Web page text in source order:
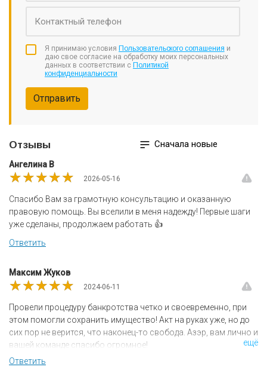
Я принимаю условия Пользовательского соглашения и
даю свое согласие на обработку моих персональных
данных в соответствии с Политикой
конфиденциальности
Отправить
Сначала новые
Отзывы
Ангелина В
2026-05-16
★★★★★
★★★★★
★★★★★
Спасибо Вам за грамотную консультацию и оказанную
правовую помощь. Вы вселили в меня надежду! Первые шаги
уже сделаны, продолжаем работать 👍
Ответить
Максим Жуков
2024-06-11
★★★★★
★★★★★
★★★★★
Провели процедуру банкротства четко и своевременно, при
этом помогли сохранить имущество! Акт на руках уже, но до
сих пор не верится, что наконец-то свобода. Азэр, вам лично и
вашей команде спасибо огромное!
ещё
Ответить